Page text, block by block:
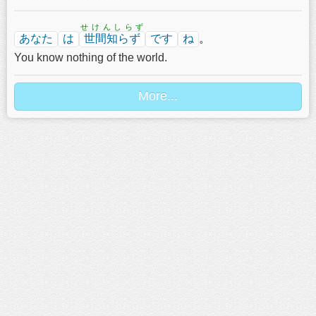
あなた は 世間知らず
せけんしらず
です ね 。
You know nothing of the world.